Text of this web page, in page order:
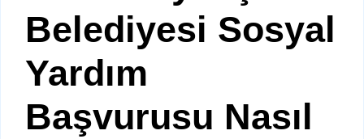
Belediyesi Sosyal
Yardım
Başvurusu Nasıl